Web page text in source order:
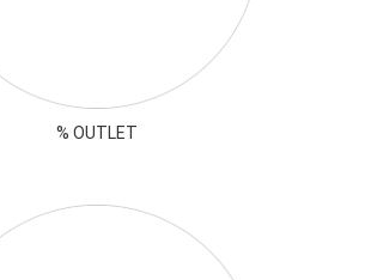
% OUTLET